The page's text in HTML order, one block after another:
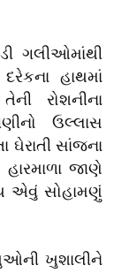
ગલીઓમાંથી
હાથમાં
રોશનીના
ઉલ્લાસ
ઘેરાતી સાંજના
જાણે
એવું સોહામણું
ખુશાલીને